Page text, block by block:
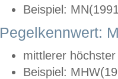
Beispiel:
Pegelkennwert:
mittlerer
Beispiel: